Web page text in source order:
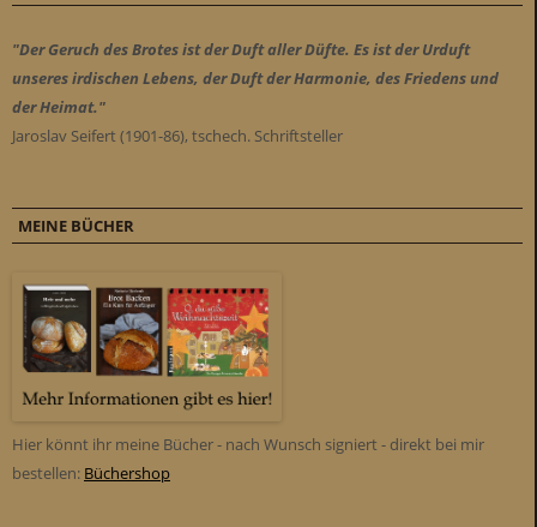
"Der Geruch des Brotes ist der Duft aller Düfte. Es ist der Urduft
unseres irdischen Lebens, der Duft der Harmonie, des Friedens und
der Heimat."
Jaroslav Seifert (1901-86), tschech. Schriftsteller
MEINE BÜCHER
Hier könnt ihr meine Bücher - nach Wunsch signiert - direkt bei mir
bestellen: Büchershop